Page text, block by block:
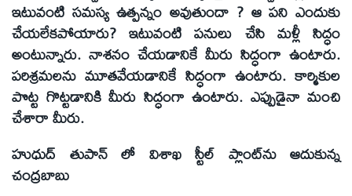
ఇటువంటి సమస్య ఉత్పన్నం అవుతుందా ? ఆ పని ఎందుకు
చేయలేకపోయారు? ఇటువంటి పనులు చేసి మళ్లీ సిద్ధం
అంటున్నారు. నాశనం చేయడానికే మీరు సిద్ధంగా ఉంటారు.
పరిశ్రమలను మూతవేయడానికే సిద్ధంగా ఉంటారు. కార్మికుల
పొట్ట గొట్టడానికి మీరు సిద్ధంగా ఉంటారు. ఎప్పుడైనా మంచి
చేశారా మీరు.
హుధుద్‌ తుపాన్‌ లో విశాఖ స్టీల్‌ ప్లాంట్‌ను ఆదుకున్న
చంద్రబాబు